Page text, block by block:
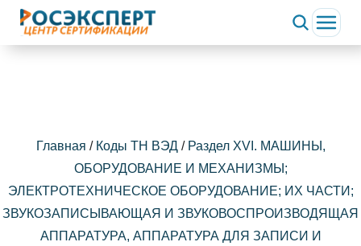
Главная / Коды ТН ВЭД/ Раздел XVI. МАШИНЫ,
ОБОРУДОВАНИЕ И МЕХАНИЗМЫ;
ЭЛЕКТРОТЕХНИЧЕСКОЕ ОБОРУДОВАНИЕ; ИХ ЧАСТИ;
ЗВУКОЗАПИСЫВАЮЩАЯ И ЗВУКОВОСПРОИЗВОДЯЩАЯ
АППАРАТУРА, АППАРАТУРА ДЛЯ ЗАПИСИ И